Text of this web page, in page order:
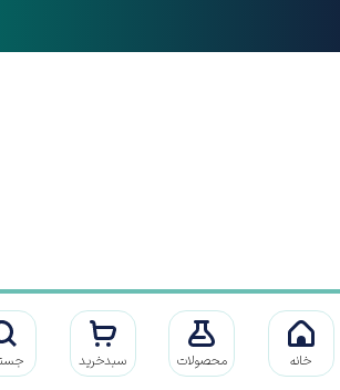
خانه سبدخرید محصولات